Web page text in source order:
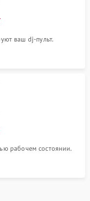
ваш dj-пульт.
рабочем состоянии.